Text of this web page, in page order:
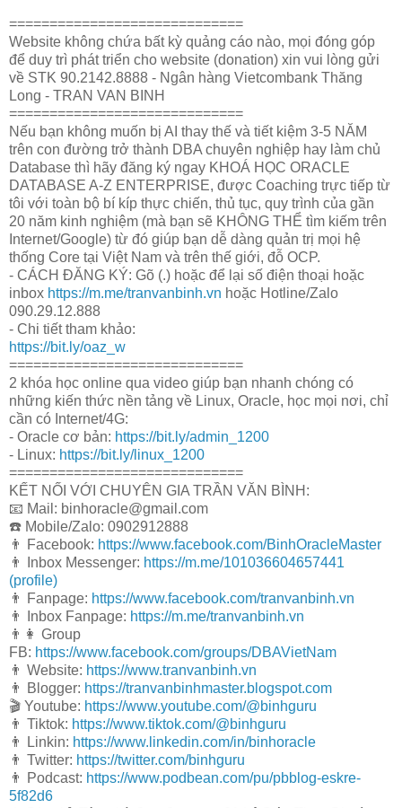
=============================
Website không chứa bất kỳ quảng cáo nào, mọi đóng góp
để duy trì phát triển cho website (donation) xin vui lòng gửi
về STK 90.2142.8888 - Ngân hàng Vietcombank Thăng
Long - TRAN VAN BINH
=============================
Nếu bạn không muốn bị AI thay thế và tiết kiệm 3-5 NĂM
trên con đường trở thành DBA chuyên nghiệp hay làm chủ
Database thì hãy đăng ký ngay KHOÁ HỌC ORACLE
DATABASE A-Z ENTERPRISE, được Coaching trực tiếp từ
tôi với toàn bộ bí kíp thực chiến, thủ tục, quy trình của gần
20 năm kinh nghiệm (mà bạn sẽ KHÔNG THỂ tìm kiếm trên
Internet/Google) từ đó giúp bạn dễ dàng quản trị mọi hệ
thống Core tại Việt Nam và trên thế giới, đỗ OCP.
- CÁCH ĐĂNG KÝ: Gõ (.) hoặc để lại số điện thoại hoặc
inbox https://m.me/tranvanbinh.vn hoặc Hotline/Zalo
090.29.12.888
- Chi tiết tham khảo:
https://bit.ly/oaz_w
=============================
2 khóa học online qua video giúp bạn nhanh chóng có
những kiến thức nền tảng về Linux, Oracle, học mọi nơi, chỉ
cần có Internet/4G:
- Oracle cơ bản: https://bit.ly/admin_1200
- Linux: https://bit.ly/linux_1200
=============================
KẾT NỐI VỚI CHUYÊN GIA TRẦN VĂN BÌNH:
📧 Mail: binhoracle@gmail.com
☎️ Mobile/Zalo: 0902912888
👨 Facebook: https://www.facebook.com/BinhOracleMaster
👨 Inbox Messenger: https://m.me/101036604657441
(profile)
👨 Fanpage: https://www.facebook.com/tranvanbinh.vn
👨 Inbox Fanpage: https://m.me/tranvanbinh.vn
👨👩 Group
FB: https://www.facebook.com/groups/DBAVietNam
👨 Website: https://www.tranvanbinh.vn
👨 Blogger: https://tranvanbinhmaster.blogspot.com
🎬 Youtube: https://www.youtube.com/@binhguru
👨 Tiktok: https://www.tiktok.com/@binhguru
👨 Linkin: https://www.linkedin.com/in/binhoracle
👨 Twitter: https://twitter.com/binhguru
👨 Podcast: https://www.podbean.com/pu/pbblog-eskre-
5f82d6